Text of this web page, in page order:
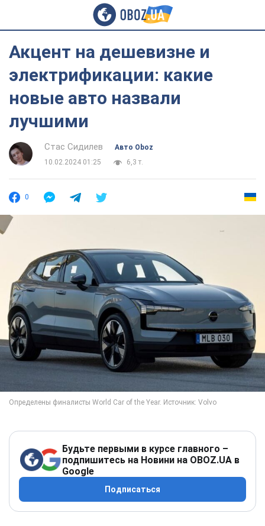
Акцент на дешевизне и
электрификации: какие
новые авто назвали
лучшими
Стас Сидилев
Авто Oboz
10.02.2024 01:25
6,3 т.
0
Будьте первыми в курсе главного –
подпишитесь на Новини на OBOZ.UA в
Google
Подписаться